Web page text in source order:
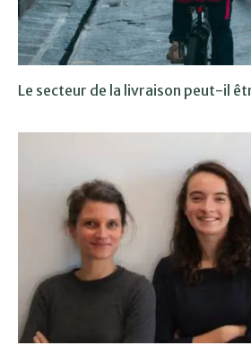
Le secteur de la livraison peut-il